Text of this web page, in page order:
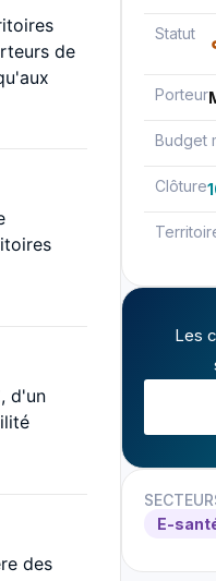
de
d'un
des
Statut
Porteur
Budget
Clôture
Les
E-